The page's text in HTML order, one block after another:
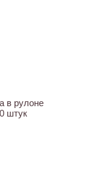
в рулоне
штук